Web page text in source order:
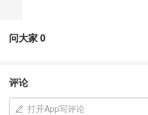
问大家0
评论
打开App写评论